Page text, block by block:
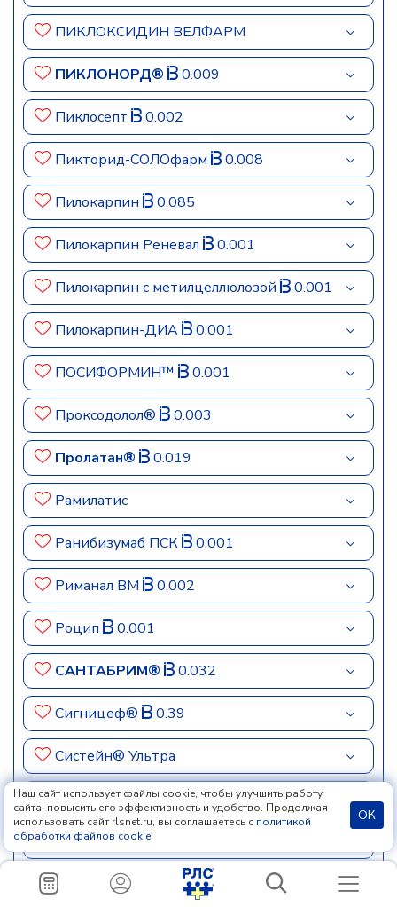
ПИКЛОКСИДИН ВЕЛФАРМ
ПИКЛОНОРД® 0.009
Пиклосепт 0.002
Пикторид-СОЛОфарм 0.008
Пилокарпин 0.085
Пилокарпин Реневал 0.001
Пилокарпин с метилцеллюлозой 0.001
Пилокарпин-ДИА 0.001
ПОСИФОРМИН™ 0.001
Проксодолол® 0.003
Пролатан® 0.019
Рамилатис
Ранибизумаб ПСК 0.001
Риманал ВМ 0.002
Роцип 0.001
САНТАБРИМ® 0.032
Сигницеф® 0.39
Систейн® Ультра
Систейн® Ультра ПЛЮС
Солкосерил®
Солтодиа
Наш сайт использует файлы cookie, чтобы улучшить работу
сайта, повысить его эффективность и удобство. Продолжая
использовать сайт rlsnet.ru, вы соглашаетесь с политикой
обработки файлов cookie.
ОК